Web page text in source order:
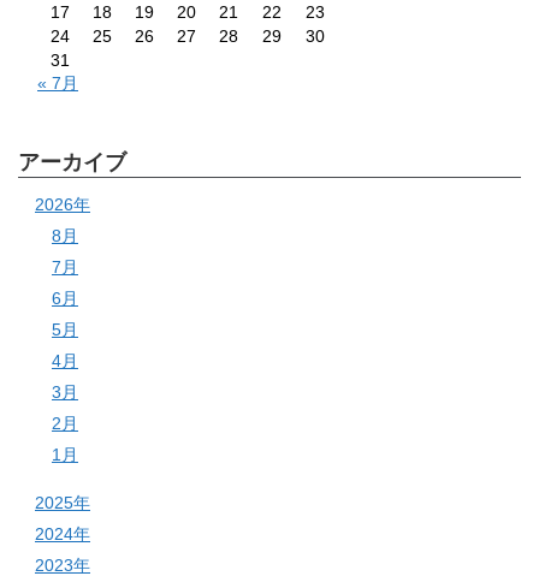
17
18 19 20 21 22
23
24
25 26 27 28 29
30
31
« 7月
アーカイブ
2026年
8月
7月
6月
5月
4月
3月
2月
1月
2025年
2024年
2023年